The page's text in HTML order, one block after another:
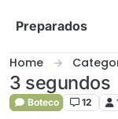
Preparados
Home
3 segundos
Boteco 12